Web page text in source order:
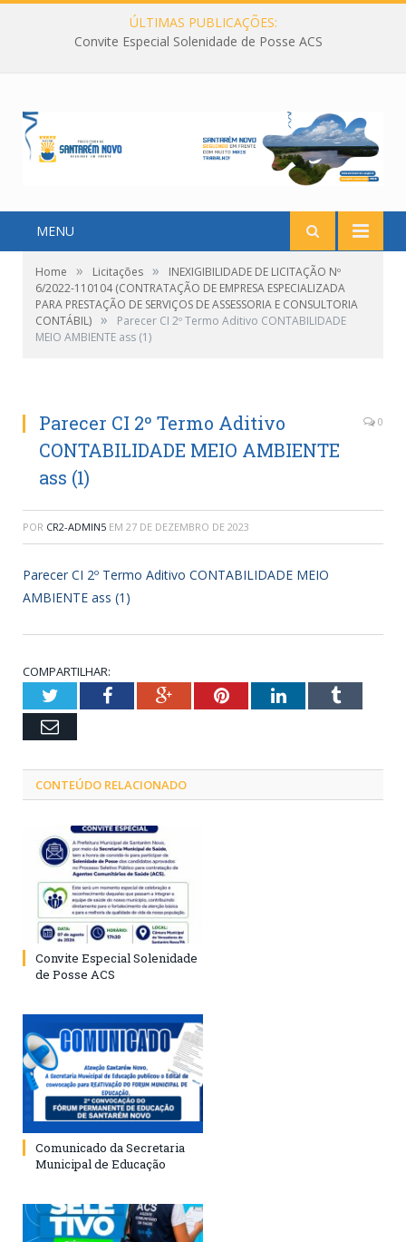
ÚLTIMAS PUBLICAÇÕES:
Convite Especial Solenidade de Posse ACS
MENU
Home » Licitações »
INEXIGIBILIDADE DE LICITAÇÃO Nº
6/2022-110104 (CONTRATAÇÃO DE EMPRESA ESPECIALIZADA
PARA PRESTAÇÃO DE SERVIÇOS DE ASSESSORIA E CONSULTORIA
CONTÁBIL) »
Parecer CI 2º Termo Aditivo CONTABILIDADE
MEIO AMBIENTE ass (1)
Parecer CI 2º Termo Aditivo
CONTABILIDADE MEIO AMBIENTE
ass (1)
0
POR CR2-ADMIN5 EM 27 DE DEZEMBRO DE 2023
Parecer CI 2º Termo Aditivo CONTABILIDADE MEIO
AMBIENTE ass (1)
COMPARTILHAR:
TwitterFacebookGoogle+PinterestLinkedInTumblr
Email
CONTEÚDO RELACIONADO
Convite Especial Solenidade
de Posse ACS
Comunicado da Secretaria
Municipal de Educação